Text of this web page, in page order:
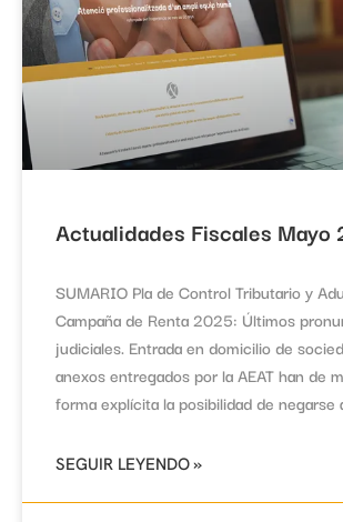
Actualidades Fiscales Mayo
SUMARIO Pla de Control Tributario y
Campaña de Renta 2025: Últimos
judiciales. Entrada en domicilio de
anexos entregados por la AEAT han de
forma explícita la posibilidad de negarse
SEGUIR LEYENDO »